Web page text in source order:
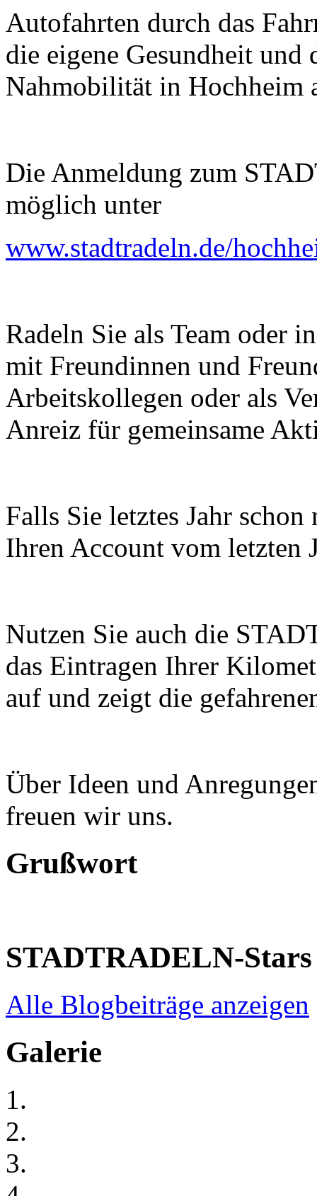
Autofahrten durch das
die eigene Gesundheit
Nahmobilität in Hochheim
Die Anmeldung zum
möglich unter
www.stadtradeln.de/
Radeln Sie als Team oder
mit Freundinnen und
Arbeitskollegen oder als
Anreiz für gemeinsame
Falls Sie letztes Jahr
Ihren Account vom letzten
Nutzen Sie auch die
das Eintragen Ihrer
auf und zeigt die
Über Ideen und
freuen wir uns.
Grußwort
STADTRADELN-Stars
Alle Blogbeiträge anzeigen
Galerie